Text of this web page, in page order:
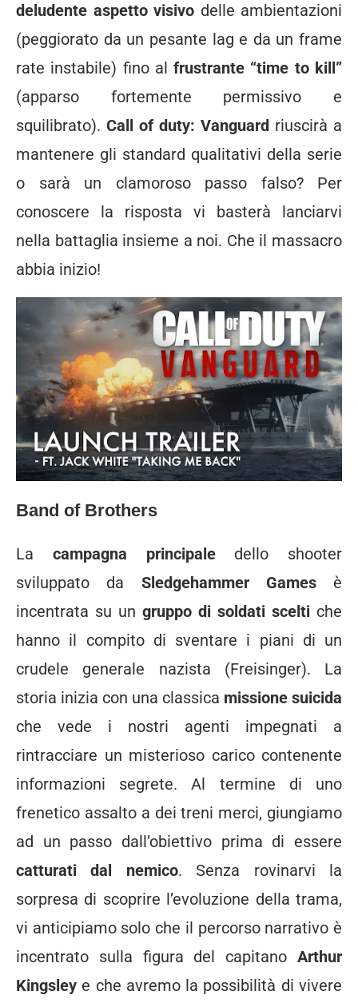
deludente aspetto visivo delle ambientazioni
(peggiorato da un pesante lag e da un frame
rate instabile) fino alfrustrante “time to kill”
(apparso fortemente permissivo e
squilibrato). Call of duty: Vanguard riuscirà a
mantenere gli standard qualitativi della serie
o sarà un clamoroso passo falso? Per
conoscere la risposta vi basterà lanciarvi
nella battaglia insieme a noi. Che il massacro
abbia inizio!
Band of Brothers
La campagna principaledello shooter
sviluppato da Sledgehammer Gamesè
incentrata su un gruppo di soldati scelti che
hanno il compito di sventare i piani di un
crudele generale nazista (Freisinger). La
storia inizia con una classica missione suicida
che vede i nostri agenti impegnati a
rintracciare un misterioso carico contenente
informazioni segrete. Al termine di uno
frenetico assalto a dei treni merci, giungiamo
ad un passo dall’obiettivo prima di essere
catturati dal nemico. Senza rovinarvi la
sorpresa di scoprire l’evoluzione della trama,
vi anticipiamo solo che il percorso narrativo è
incentrato sulla figura del capitano Arthur
Kingsley e che avremo la possibilità di vivere